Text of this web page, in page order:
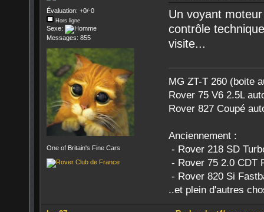
Évaluation: +0/-0
Hors ligne
Sexe:
Messages: 855
One of Britain's Fine Cars
Un voyant
contrôle
visite...
MG ZT-T 260 (boite
Rover 75 V6 2.5L
Rover 827 Coupé
Anciennement :
- Rover 218 SD
- Rover 75 2.0 CDT
- Rover 820 Si
..et plein d'autres